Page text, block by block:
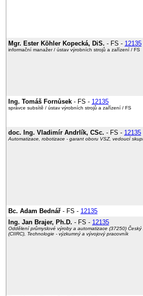
Mgr. Ester Köhler Kopecká, DiS. - FS - 12135
informační manažer / ústav výrobních strojů a zařízení / FS
Ing. Tomáš Fornůsek - FS - 12135
správce subsítě / ústav výrobních strojů a zařízení / FS
doc. Ing. Vladimír Andrlík, CSc. - FS - 12135
Automatizace, robotizace - garant oboru VSZ, vedoucí
Bc. Adam Bednář - FS - 12135
Ing. Jan Brajer, Ph.D. - FS - 12135
Oddělení průmyslové výroby a automatizace (37250)
(CIIRC), Technologie - výzkumný a vývojový pracovník